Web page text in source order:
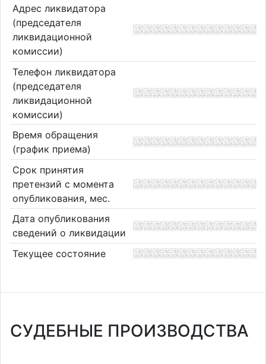
Адрес ликвидатора
(председателя
ликвидационной
комиссии)
Телефон ликвидатора
(председателя
ликвидационной
комиссии)
Время обращения
(график приема)
Срок принятия
претензий с момента
опубликования, мес.
Дата опубликования
сведений о ликвидации
Текущее состояние
СУДЕБНЫЕ ПРОИЗВОДСТВА